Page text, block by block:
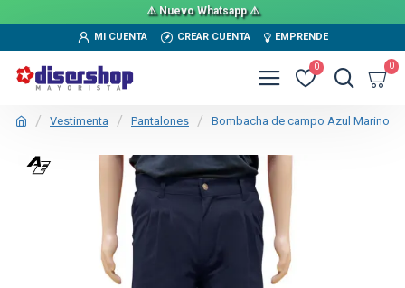
⚠️ Nuevo Whatsapp ⚠️
MI CUENTA CREAR CUENTA EMPRENDE
0 0
Vestimenta Pantalones Bombacha de campo Azul Marino
TEXTTRANSPARENTE